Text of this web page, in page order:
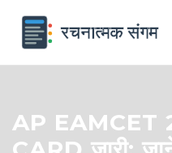
AP EAMCET